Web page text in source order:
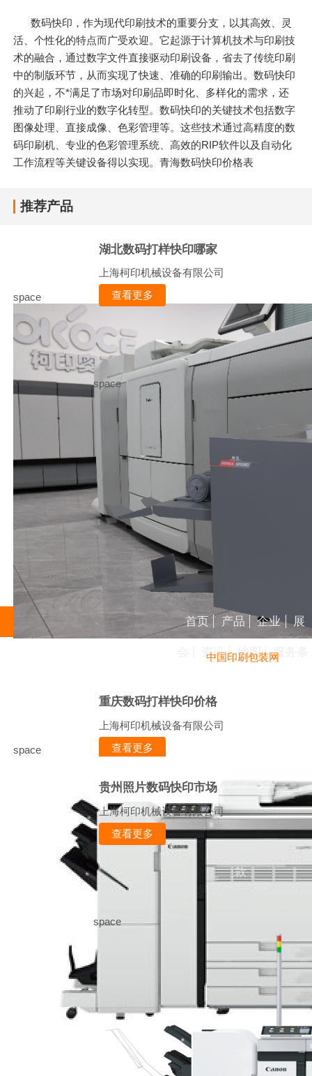
数码快印，作为现代印刷技术的重要分支，以其高效、灵
活、个性化的特点而广受欢迎。它起源于计算机技术与印刷技
术的融合，通过数字文件直接驱动印刷设备，省去了传统印刷
中的制版环节，从而实现了快速、准确的印刷输出。数码快印
的兴起，不*满足了市场对印刷品即时化、多样化的需求，还
推动了印刷行业的数字化转型。数码快印的关键技术包括数字
图像处理、直接成像、色彩管理等。这些技术通过高精度的数
码印刷机、专业的色彩管理系统、高效的RIP软件以及自动化
工作流程等关键设备得以实现。青海数码快印价格表
推荐产品
space
湖北数码打样快印哪家
上海柯印机械设备有限公司
查看更多
space
重庆数码打样快印价格
上海柯印机械设备有限公司
查看更多
space
贵州照片数码快印市场
上海柯印机械设备有限公司
查看更多
space
首页 产品 企业 展
资讯 地图 服务条
款
中国印刷包装网